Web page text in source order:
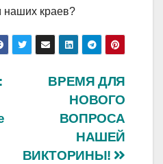
наших краев?
ВРЕМЯ ДЛЯ
НОВОГО
ВОПРОСА
НАШЕЙ
ВИКТОРИНЫ!